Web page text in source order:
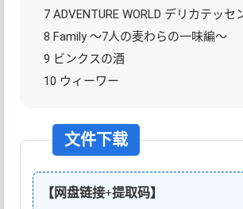
7 ADVENTURE WORLD デリカテッセ
8 Family ～7人の麦わらの一味編～
9 ビンクスの酒
10 ウィーワー
文件下载
【网盘链接+提取码】